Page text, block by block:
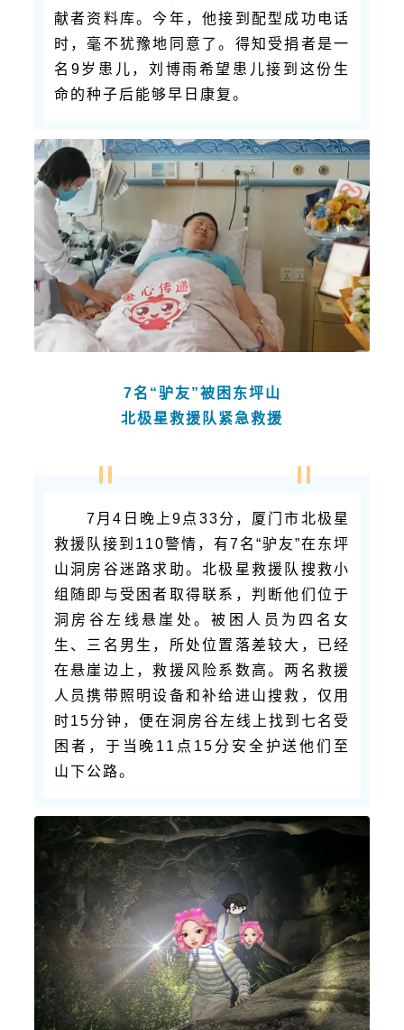
献者资料库。今年，他接到配型成功电话
时，毫不犹豫地同意了。得知受捐者是一
名9岁患儿，刘博雨希望患儿接到这份生
命的种子后能够早日康复。
7名“驴友”被困东坪山
北极星救援队紧急救援
7月4日晚上9点33分，厦门市北极星
救援队接到110警情，有7名“驴友”在东坪
山洞房谷迷路求助。北极星救援队搜救小
组随即与受困者取得联系，判断他们位于
洞房谷左线悬崖处。被困人员为四名女
生、三名男生，所处位置落差较大，已经
在悬崖边上，救援风险系数高。两名救援
人员携带照明设备和补给进山搜救，仅用
时15分钟，便在洞房谷左线上找到七名受
困者，于当晚11点15分安全护送他们至
山下公路。